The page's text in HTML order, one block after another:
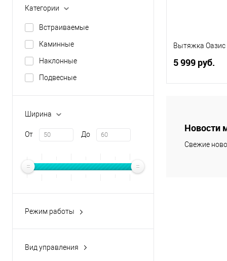
Категории
Встраиваемые
Каминные
Наклонные
Подвесные
Ширина
От До
Режим работы
Вид управления
Вытяжка Оазис
5 999 руб.
Купить в 1
В избранное
Новости
Свежие